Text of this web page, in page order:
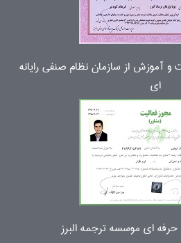
آموزش از سازمان نظام صنفی رایانه
ای
ای موسسه ترجمه البرز